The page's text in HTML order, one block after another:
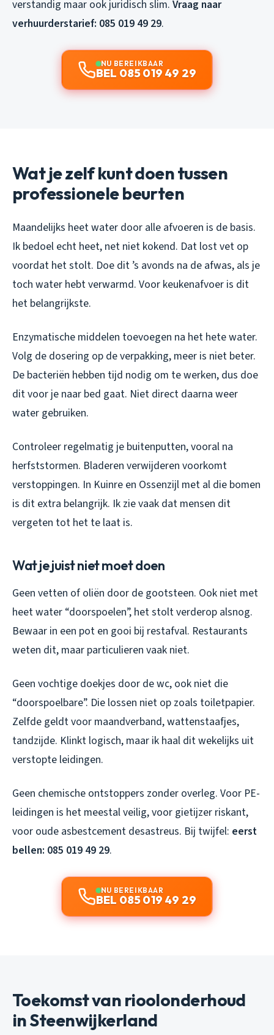
verstandig maar ook juridisch slim. Vraag naar
verhuurderstarief: 085 019 49 29.
NU BEREIKBAAR
BEL 085 019 49 29
Wat je zelf kunt doen tussen
professionele beurten
Maandelijks heet water door alle afvoeren is de basis.
Ik bedoel echt heet, net niet kokend. Dat lost vet op
voordat het stolt. Doe dit ’s avonds na de afwas, als je
toch water hebt verwarmd. Voor keukenafvoer is dit
het belangrijkste.
Enzymatische middelen toevoegen na het hete water.
Volg de dosering op de verpakking, meer is niet beter.
De bacteriën hebben tijd nodig om te werken, dus doe
dit voor je naar bed gaat. Niet direct daarna weer
water gebruiken.
Controleer regelmatig je buitenputten, vooral na
herfststormen. Bladeren verwijderen voorkomt
verstoppingen. In Kuinre en Ossenzijl met al die bomen
is dit extra belangrijk. Ik zie vaak dat mensen dit
vergeten tot het te laat is.
Wat je juist niet moet doen
Geen vetten of oliën door de gootsteen. Ook niet met
heet water “doorspoelen”, het stolt verderop alsnog.
Bewaar in een pot en gooi bij restafval. Restaurants
weten dit, maar particulieren vaak niet.
Geen vochtige doekjes door de wc, ook niet die
“doorspoelbare”. Die lossen niet op zoals toiletpapier.
Zelfde geldt voor maandverband, wattenstaafjes,
tandzijde. Klinkt logisch, maar ik haal dit wekelijks uit
verstopte leidingen.
Geen chemische ontstoppers zonder overleg. Voor PE-
leidingen is het meestal veilig, voor gietijzer riskant,
voor oude asbestcement desastreus. Bij twijfel: eerst
bellen: 085 019 49 29.
NU BEREIKBAAR
BEL 085 019 49 29
Toekomst van rioolonderhoud
in Steenwijkerland